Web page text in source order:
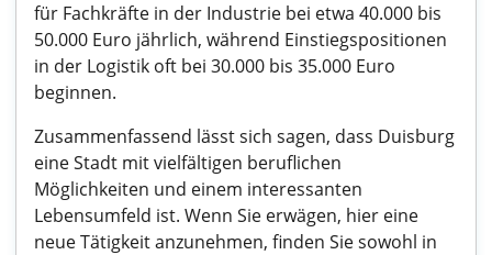
für Fachkräfte in der Industrie bei etwa 40.000 bis
50.000 Euro jährlich, während Einstiegspositionen
in der Logistik oft bei 30.000 bis 35.000 Euro
beginnen.
Zusammenfassend lässt sich sagen, dass Duisburg
eine Stadt mit vielfältigen beruflichen
Möglichkeiten und einem interessanten
Lebensumfeld ist. Wenn Sie erwägen, hier eine
neue Tätigkeit anzunehmen, finden Sie sowohl in